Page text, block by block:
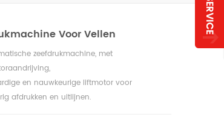
Voor Vellen
zeefdrukmachine, met
en nauwkeurige liftmotor voor
afdrukken en uitlijnen.